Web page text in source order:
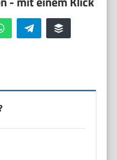
WhatsApp Telegram Buffer